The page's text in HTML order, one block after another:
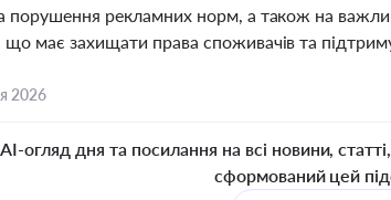
порушення рекламних норм, а також на
що має захищати права споживачів та
2026
огляд дня та посилання на всі новини,
сформований цей